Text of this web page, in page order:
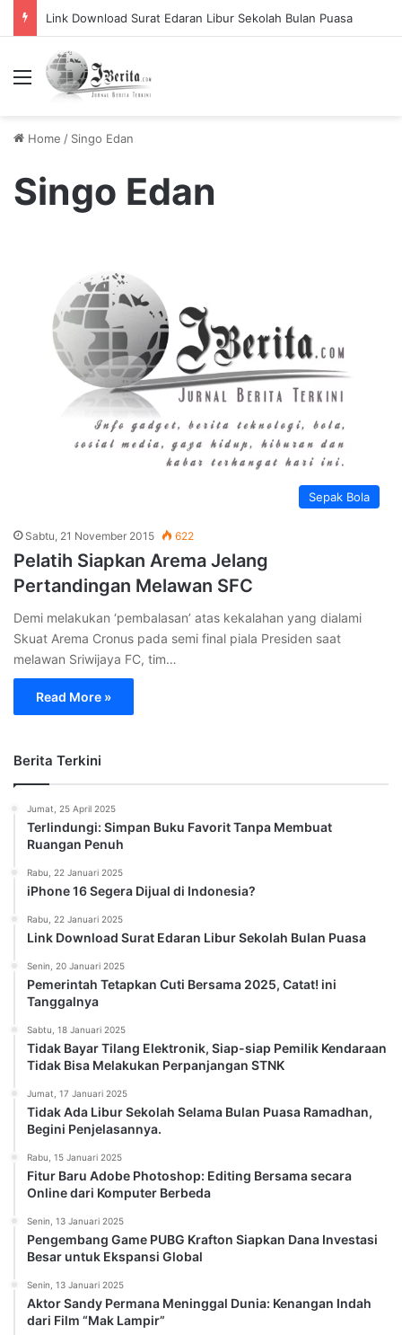
Link Download Surat Edaran Libur Sekolah Bulan Puasa
Menu
Home / Singo Edan
Singo Edan
Sepak Bola
Sabtu, 21 November 2015 622
Pelatih Siapkan Arema Jelang
Pertandingan Melawan SFC
Demi melakukan ‘pembalasan’ atas kekalahan yang dialami
Skuat Arema Cronus pada semi final piala Presiden saat
melawan Sriwijaya FC, tim…
Read More »
Berita Terkini
Jumat, 25 April 2025
Terlindungi: Simpan Buku Favorit Tanpa Membuat
Ruangan Penuh
Rabu, 22 Januari 2025
iPhone 16 Segera Dijual di Indonesia?
Rabu, 22 Januari 2025
Link Download Surat Edaran Libur Sekolah Bulan Puasa
Senin, 20 Januari 2025
Pemerintah Tetapkan Cuti Bersama 2025, Catat! ini
Tanggalnya
Sabtu, 18 Januari 2025
Tidak Bayar Tilang Elektronik, Siap-siap Pemilik Kendaraan
Tidak Bisa Melakukan Perpanjangan STNK
Jumat, 17 Januari 2025
Tidak Ada Libur Sekolah Selama Bulan Puasa Ramadhan,
Begini Penjelasannya.
Rabu, 15 Januari 2025
Fitur Baru Adobe Photoshop: Editing Bersama secara
Online dari Komputer Berbeda
Senin, 13 Januari 2025
Pengembang Game PUBG Krafton Siapkan Dana Investasi
Besar untuk Ekspansi Global
Senin, 13 Januari 2025
Aktor Sandy Permana Meninggal Dunia: Kenangan Indah
dari Film “Mak Lampir”